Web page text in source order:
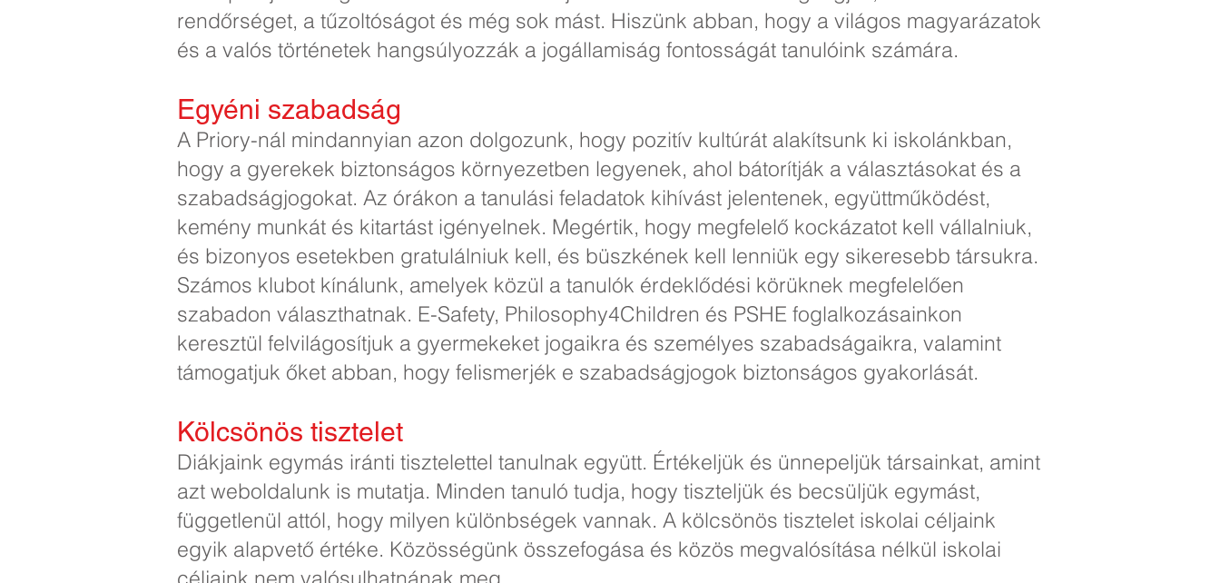
rendőrséget, a tűzoltóságot és még sok mást. Hiszünk abban, hogy a világos magyarázatok
és a valós történetek hangsúlyozzák a jogállamiság fontosságát tanulóink számára.
Egyéni szabadság
A Priory-nál mindannyian azon dolgozunk, hogy pozitív kultúrát alakítsunk ki iskolánkban,
hogy a gyerekek biztonságos környezetben legyenek, ahol bátorítják a választásokat és a
szabadságjogokat. Az órákon a tanulási feladatok kihívást jelentenek, együttműködést,
kemény munkát és kitartást igényelnek. Megértik, hogy megfelelő kockázatot kell vállalniuk,
és bizonyos esetekben gratulálniuk kell, és büszkének kell lenniük egy sikeresebb társukra.
Számos klubot kínálunk, amelyek közül a tanulók érdeklődési körüknek megfelelően
szabadon választhatnak. E-Safety, Philosophy4Children és PSHE foglalkozásainkon
keresztül felvilágosítjuk a gyermekeket jogaikra és személyes szabadságaikra, valamint
támogatjuk őket abban, hogy felismerjék e szabadságjogok biztonságos gyakorlását.
Kölcsönös tisztelet
Diákjaink egymás iránti tisztelettel tanulnak együtt. Értékeljük és ünnepeljük társainkat, amint
azt weboldalunk is mutatja. Minden tanuló tudja, hogy tiszteljük és becsüljük egymást,
függetlenül attól, hogy milyen különbségek vannak. A kölcsönös tisztelet iskolai céljaink
egyik alapvető értéke. Közösségünk összefogása és közös megvalósítása nélkül iskolai